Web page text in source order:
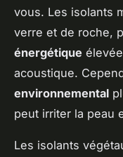
vous. Les isolants
verre et de roche,
énergétique
acoustique.
environnemental
peut irriter la peau
Les isolants